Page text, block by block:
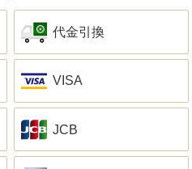
代金引換
VISA
JCB